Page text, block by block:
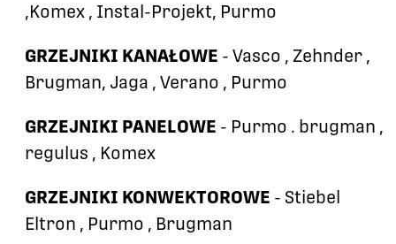
,Komex , Instal-Projekt, Purmo
GRZEJNIKI KANAŁOWE - Vasco , Zehnder ,
Brugman, Jaga , Verano , Purmo
GRZEJNIKI PANELOWE - Purmo . brugman ,
regulus , Komex
GRZEJNIKI KONWEKTOROWE - Stiebel
Eltron , Purmo , Brugman